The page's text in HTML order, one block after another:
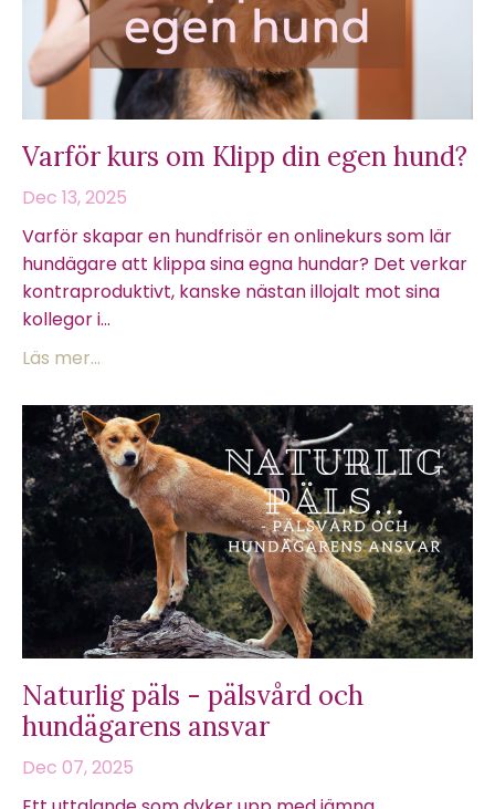
Varför kurs om Klipp din egen hund?
Dec 13, 2025
Varför skapar en hundfrisör en onlinekurs som lär
hundägare att klippa sina egna hundar? Det verkar
kontraproduktivt, kanske nästan illojalt mot sina
kollegor i...
Läs mer...
Naturlig päls - pälsvård och
hundägarens ansvar
Dec 07, 2025